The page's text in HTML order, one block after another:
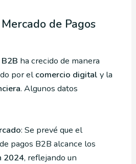
de Pagos
ha crecido de manera
por elcomercio digital y la
. Algunos datos
: Se prevé que el
pagos B2B alcance los
2024, reflejando un